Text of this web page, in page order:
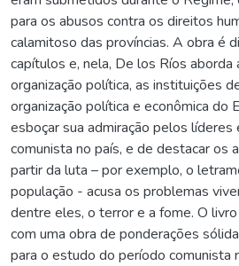
para os abusos contra os direitos
calamitoso das províncias. A obra é
capítulos e, nela, De los Ríos aborda
organização política, as instituições
organização política e econômica do
esboçar sua admiração pelos líderes
comunista no país, e de destacar os
partir da luta – por exemplo, o
população - acusa os problemas
dentre eles, o terror e a fome. O
com uma obra de ponderações
para o estudo do período comunista